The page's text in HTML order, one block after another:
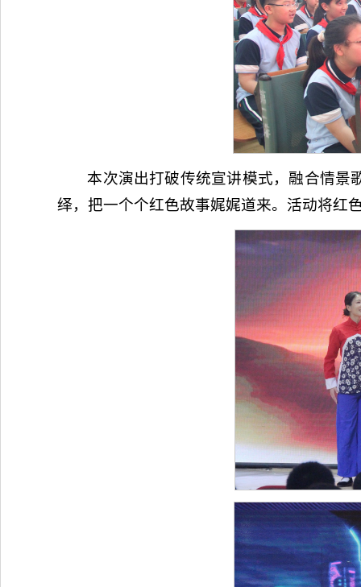
本次演出打破传统宣讲模式，融合情景
绎，把一个个红色故事娓娓道来。活动将红